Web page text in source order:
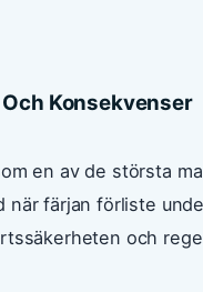
Konsekvenser
en av de största
när färjan förliste
och